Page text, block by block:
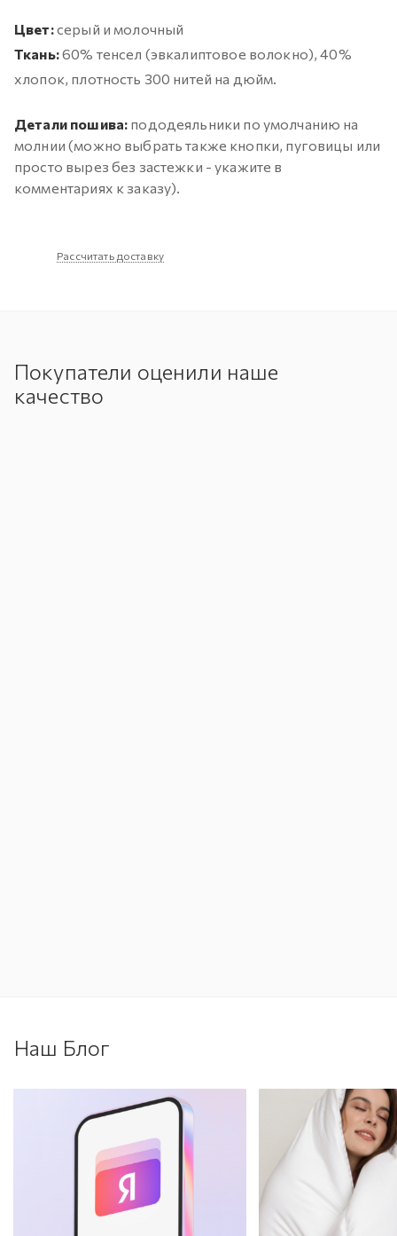
Цвет:серый и молочный
Ткань:60% тенсел (эвкалиптовое волокно), 40%
хлопок, плотность 300 нитей на дюйм.
Детали пошива: пододеяльники по умолчанию на
молнии (можно выбрать также кнопки, пуговицы или
просто вырез без застежки - укажите в
комментариях к заказу).
Рассчитать доставку
Покупатели оценили наше
качество
Наш Блог